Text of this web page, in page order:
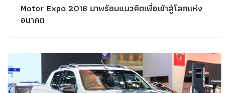
Motor Expo 2018 มาพร้อมแนวคิดเพื่อเข้าสู่โลกแห่ง
อนาคต